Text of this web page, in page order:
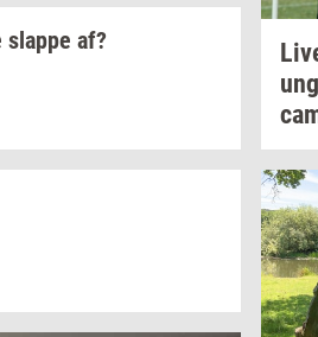
slap­pe af?